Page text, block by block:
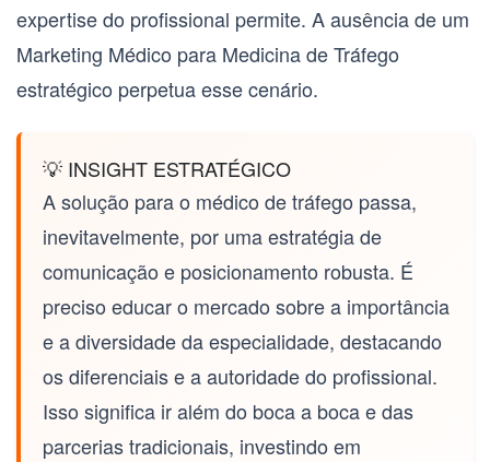
expertise do profissional permite. A ausência de um
Marketing Médico para Medicina de Tráfego
estratégico perpetua esse cenário.
💡 INSIGHT ESTRATÉGICO
A solução para o médico de tráfego passa,
inevitavelmente, por uma estratégia de
comunicação e posicionamento robusta. É
preciso educar o mercado sobre a importância
e a diversidade da especialidade, destacando
os diferenciais e a autoridade do profissional.
Isso significa ir além do boca a boca e das
parcerias tradicionais, investindo em